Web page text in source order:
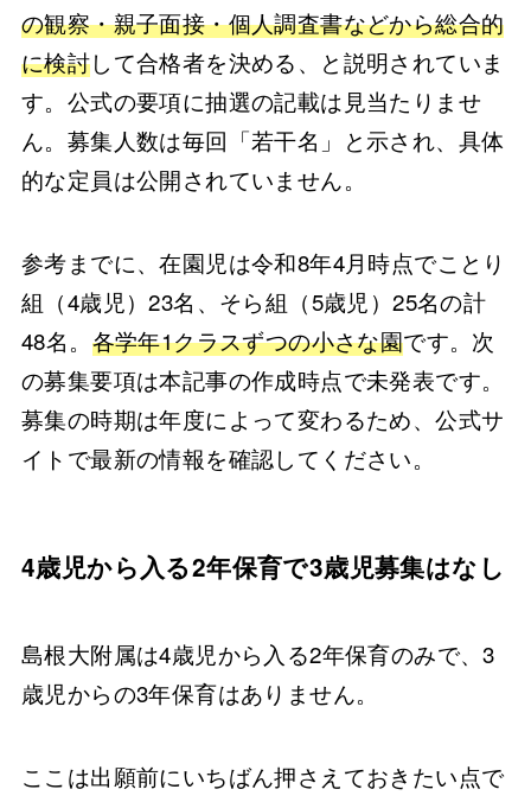
の観察・親子面接・個人調査書などから総合的
に検討して合格者を決める、と説明されていま
す。公式の要項に抽選の記載は見当たりませ
ん。募集人数は毎回「若干名」と示され、具体
的な定員は公開されていません。
参考までに、在園児は令和8年4月時点でことり
組（4歳児）23名、そら組（5歳児）25名の計
48名。 各学年1クラスずつの小さな園です。次
の募集要項は本記事の作成時点で未発表です。
募集の時期は年度によって変わるため、公式サ
イトで最新の情報を確認してください。
4歳児から入る2年保育で3歳児募集はなし
島根大附属は4歳児から入る2年保育のみで、3
歳児からの3年保育はありません。
ここは出願前にいちばん押さえておきたい点で